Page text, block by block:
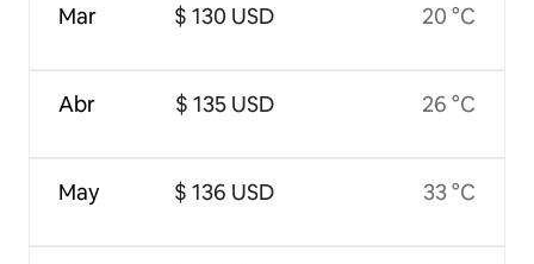
Mar
Abr
May
$ 130 USD
$ 135 USD
$ 136 USD
20 °C
26 °C
33 °C